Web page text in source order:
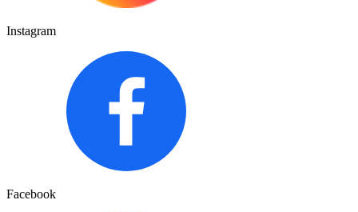
Instagram
Facebook